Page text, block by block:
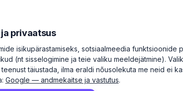
privaatsus
isikupärastamiseks, sotsiaalmeedia funktsioonide
(nt sisselogimine ja teie valiku meeldejätmine).
täiustada, ilma eraldi nõusolekuta me neid ei
Google — andmekaitse ja vastutus.